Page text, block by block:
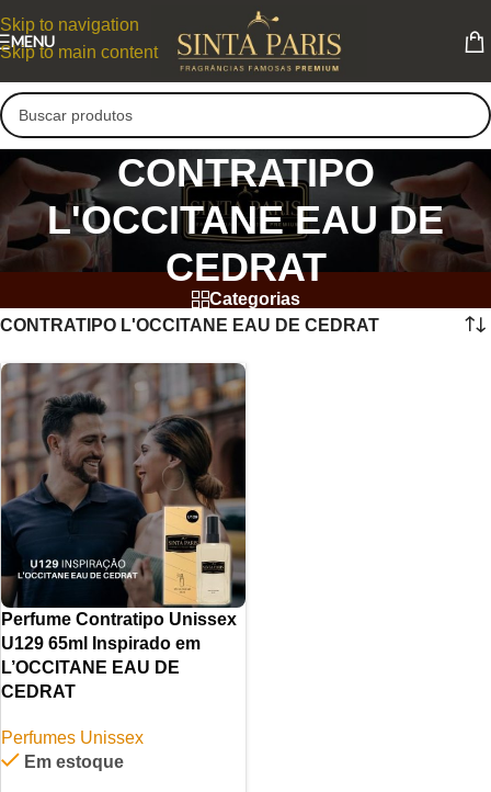
Skip to navigation
Skip to main content
MENU
CONTRATIPO
L'OCCITANE EAU DE
CEDRAT
Categorias
CONTRATIPO L'OCCITANE EAU DE CEDRAT
Perfume Contratipo Unissex
U129 65ml Inspirado em
L’OCCITANE EAU DE
CEDRAT
Perfumes Unissex
Em estoque